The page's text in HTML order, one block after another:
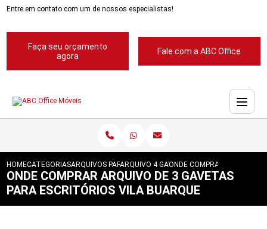
Entre em contato com um de nossos especialistas!
Faça seu orçamento
agora
Fale com a ABC Office
HOMECATEGORIASARQUIVOS PARA ESCRITORIOS
ARQUIVO 4 GAVETAS PARA ESCRITORIOS
ONDE COMPRAR ARQUIVO
ONDE COMPRAR ARQUIVO DE 3 GAVETAS
PARA ESCRITÓRIOS VILA BUARQUE